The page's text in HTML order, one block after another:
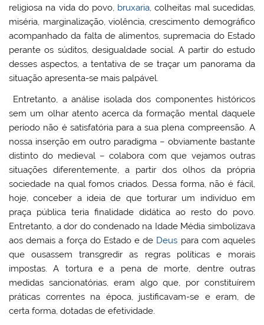
religiosa na vida do povo, bruxaria, colheitas mal sucedidas,
miséria, marginalização, violência, crescimento demográfico
acompanhado da falta de alimentos, supremacia do Estado
perante os súditos, desigualdade social. A partir do estudo
desses aspectos, a tentativa de se traçar um panorama da
situação apresenta-se mais palpável.
Entretanto, a análise isolada dos componentes históricos
sem um olhar atento acerca da formação mental daquele
período não é satisfatória para a sua plena compreensão. A
nossa inserção em outro paradigma – obviamente bastante
distinto do medieval – colabora com que vejamos outras
situações diferentemente, a partir dos olhos da própria
sociedade na qual fomos criados. Dessa forma, não é fácil,
hoje, conceber a ideia de que torturar um indivíduo em
praça pública teria finalidade didática ao resto do povo.
Entretanto, a dor do condenado na Idade Média simbolizava
aos demais a força do Estado e de Deus para com aqueles
que ousassem transgredir as regras políticas e morais
impostas. A tortura e a pena de morte, dentre outras
medidas sancionatórias, eram algo que, por constituírem
práticas correntes na época, justificavam-se e eram, de
certa forma, dotadas de efetividade.